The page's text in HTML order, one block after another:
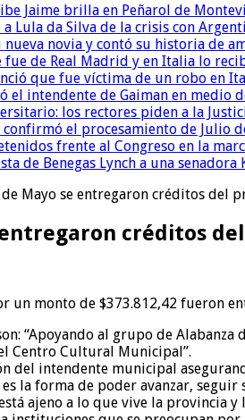
Jaime brilla en Peñarol de
Lula da Silva de la crisis con
novia y contó su historia de
fue de Real Madrid y en Italia lo
que fue víctima de un robo en
el intendente de Gaiman en medio
los rectores piden a la
confirmó el procesamiento de
frente al Congreso en la
de Benegas Lynch a una
de Mayo se entregaron créditos del
entregaron créditos
un monto de $373.812,42 fueron
“Apoyando al grupo de Alabanza
Centro Cultural Municipal”.
del intendente municipal
la forma de poder avanzar,
ajeno a lo que vive la provincia